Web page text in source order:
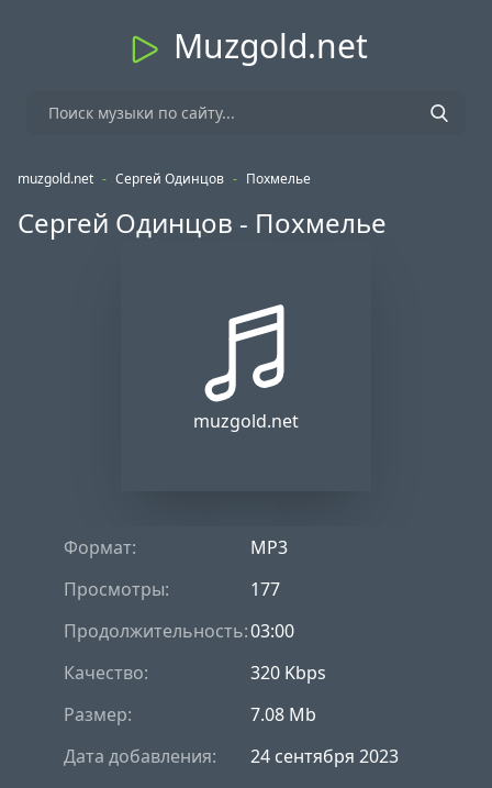
Muzgold.net
muzgold.net - Сергей Одинцов - Похмелье
Сергей Одинцов - Похмелье
muzgold.net
Формат:
MP3
Просмотры:
177
Продолжительность:03:00
Качество:
320 Kbps
Размер:
7.08 Mb
Дата добавления:
24 сентября 2023